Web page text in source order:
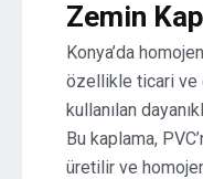
Zemin
Konya’da
özellikle ticari ve
kullanılan
Bu kaplama,
üretilir ve